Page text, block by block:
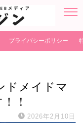
プライバシーポリシー
ドメイドマ
！
2026年2月10日